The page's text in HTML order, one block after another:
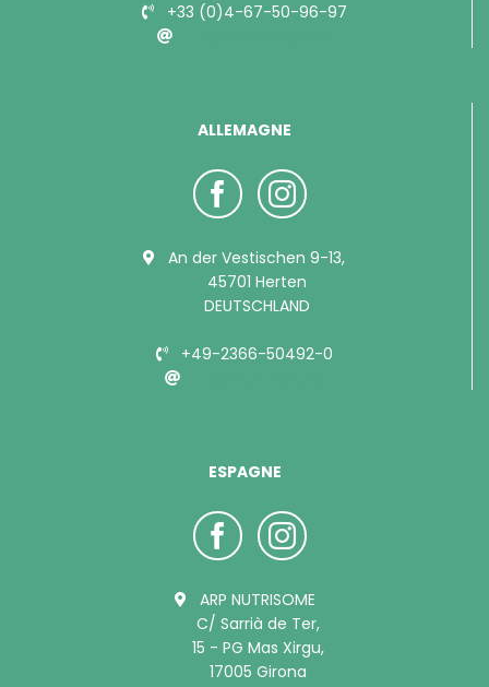
+33 (0)4-67-50-96-97
ALLEMAGNE
An der Vestischen 9-13,
45701 Herten
DEUTSCHLAND
+49-2366-50492-0
ESPAGNE
ARP NUTRISOME
C/ Sarrià de Ter,
15 - PG Mas Xirgu,
17005 Girona